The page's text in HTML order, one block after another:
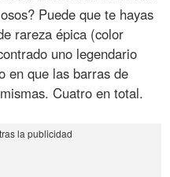
Puede que te hayas
rareza épica (color
uno legendario
en que las barras de
Cuatro en total.